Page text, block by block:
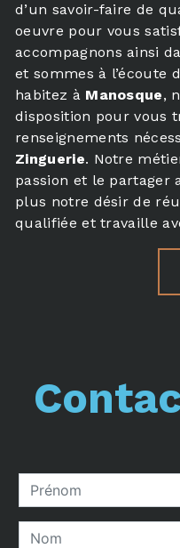
d’un savoir-faire de
oeuvre pour vous
accompagnons ainsi
et sommes à l’écoute
habitez à Manosque,
disposition pour vous
renseignements
Zinguerie. Notre
passion et le partager
plus notre désir de
qualifiée et travaille